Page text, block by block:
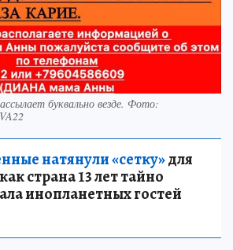
буквально везде. Фото:
натянули «сетку»для
страна 13 лет тайно
инопланетных гостей